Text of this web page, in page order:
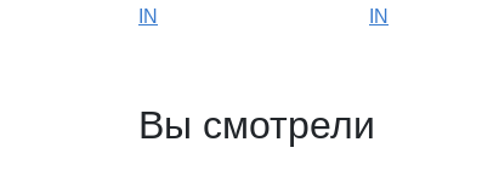
IN
IN
Вы смотрели